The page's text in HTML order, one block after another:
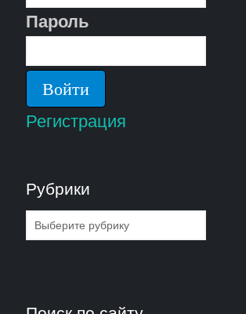
Пароль
Регистрация
Рубрики
Рубрики